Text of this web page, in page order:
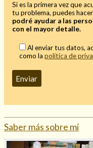
Si es la primera vez que
tu problema, puedes
podré ayudar a las
con el mayor detalle.
Al enviar tus datos,
como la política de
Saber más sobre mí